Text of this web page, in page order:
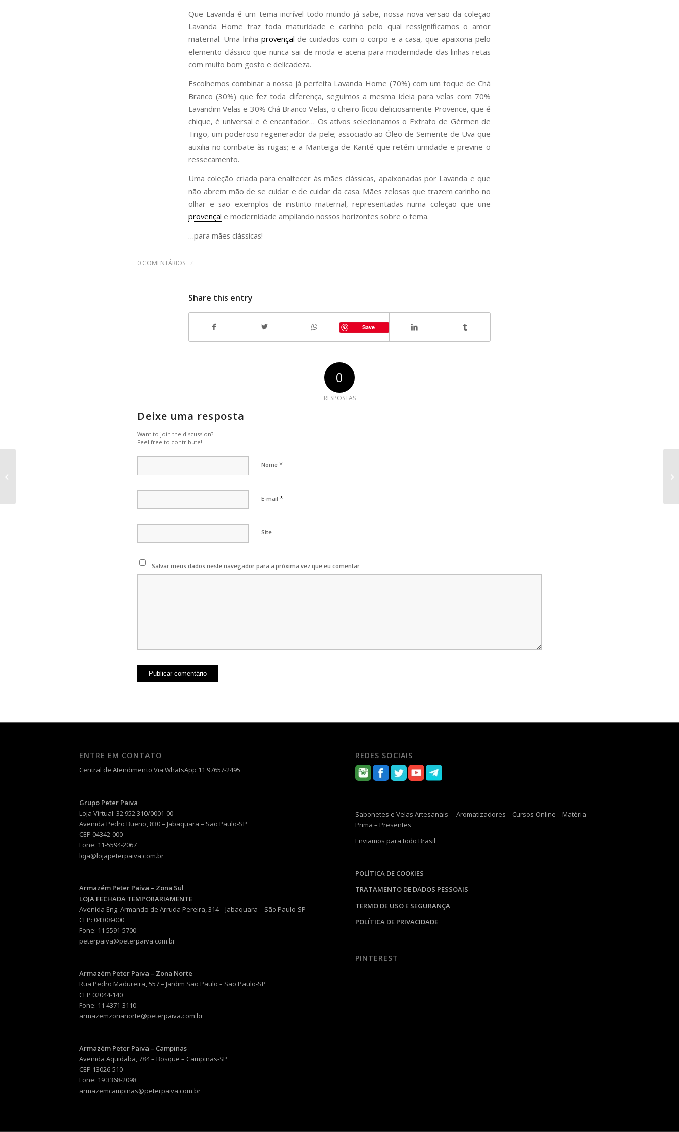
Que Lavanda é um tema incrível todo mundo já sabe, nossa nova versão da coleção
Lavanda Home traz toda maturidade e carinho pelo qual ressignificamos o amor
maternal. Uma linha provençal de cuidados com o corpo e a casa, que apaixona pelo
elemento clássico que nunca sai de moda e acena para modernidade das linhas retas
com muito bom gosto e delicadeza.
Escolhemos combinar a nossa já perfeita Lavanda Home (70%) com um toque de Chá
Branco (30%) que fez toda diferença, seguimos a mesma ideia para velas com 70%
Lavandim Velas e 30% Chá Branco Velas, o cheiro ficou deliciosamente Provence, que é
chique, é universal e é encantador… Os ativos selecionamos o Extrato de Gérmen de
Trigo, um poderoso regenerador da pele; associado ao Óleo de Semente de Uva que
auxilia no combate às rugas; e a Manteiga de Karité que retém umidade e previne o
ressecamento.
Uma coleção criada para enaltecer às mães clássicas, apaixonadas por Lavanda e que
não abrem mão de se cuidar e de cuidar da casa. Mães zelosas que trazem carinho no
olhar e são exemplos de instinto maternal, representadas numa coleção que une
provençal e modernidade ampliando nossos horizontes sobre o tema.
…para mães clássicas!
0 COMENTÁRIOS /
Share this entry
Save
0
RESPOSTAS
Deixe uma resposta
Want to join the discussion?
Feel free to contribute!
Nome *
E-mail *
Site
Salvar meus dados neste navegador para a próxima vez que eu comentar.
ENTRE EM CONTATO
Central de Atendimento Via WhatsApp 11 97657-2495
Grupo Peter Paiva
Loja Virtual: 32.952.310/0001-00
Avenida Pedro Bueno, 830 – Jabaquara – São Paulo-SP
CEP 04342-000
Fone: 11-5594-2067
loja@lojapeterpaiva.com.br
Armazém Peter Paiva – Zona Sul
LOJA FECHADA TEMPORARIAMENTE
Avenida Eng. Armando de Arruda Pereira, 314 – Jabaquara – São Paulo-SP
CEP: 04308-000
Fone: 11 5591-5700
peterpaiva@peterpaiva.com.br
Armazém Peter Paiva – Zona Norte
Rua Pedro Madureira, 557 – Jardim São Paulo – São Paulo-SP
CEP 02044-140
Fone: 11 4371-3110
armazemzonanorte@peterpaiva.com.br
Armazém Peter Paiva – Campinas
Avenida Aquidabã, 784 – Bosque – Campinas-SP
CEP 13026-510
Fone: 19 3368-2098
armazemcampinas@peterpaiva.com.br
REDES SOCIAIS
Sabonetes e Velas Artesanais – Aromatizadores – Cursos Online – Matéria-
Prima – Presentes
Enviamos para todo Brasil
POLÍTICA DE COOKIES
TRATAMENTO DE DADOS PESSOAIS
TERMO DE USO E SEGURANÇA
POLÍTICA DE PRIVACIDADE
PINTEREST